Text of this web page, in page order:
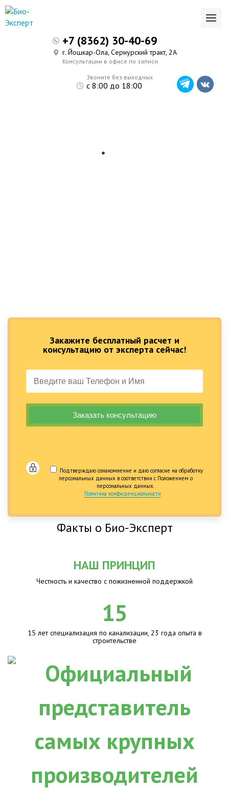
Закажите бесплатный расчет и
консультацию от эксперта сейчас!
Подтверждаю ознакомление и даю согласие на обработку
персональных данных в соответствии с Положением о
персональных данных.
Политика конфиденциальности
Звоните без выходных
с 8:00 до 18:00
+7 (8362) 30-40-69
г. Йошкар-Ола, Сернурский тракт, 2А
Консультации в офисе по записи
Факты о Био-Эксперт
НАШ ПРИНЦИП
Честность и качество с пожизненной поддержкой
15
15 лет специализация по канализации, 23 года опыта в
строительстве